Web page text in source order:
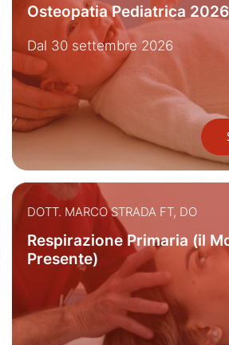
Osteopatia Pediatrica
Dal 30 settembre 2026
DOTT. MARCO STRADA FT, DO
Respirazione Primaria (il
Presente)